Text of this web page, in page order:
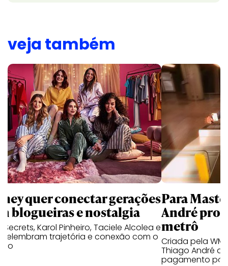
veja também
quer conectar gerações
blogueiras e nostalgia
Secrets, Karol Pinheiro, Taciele Alcolea e
relembram trajetória e conexão com o
Para
André
metrô
Criada pela
Thiago André
pagamento por